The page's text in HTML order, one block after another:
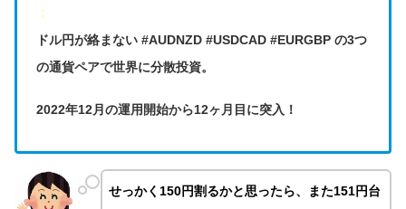
：
ドル円が絡まない #AUDNZD #USDCAD #EURGBP の3つ
の通貨ペアで世界に分散投資。
2022年12月の運用開始から12ヶ月目に突入！
せっかく150円割るかと思ったら、また151円台